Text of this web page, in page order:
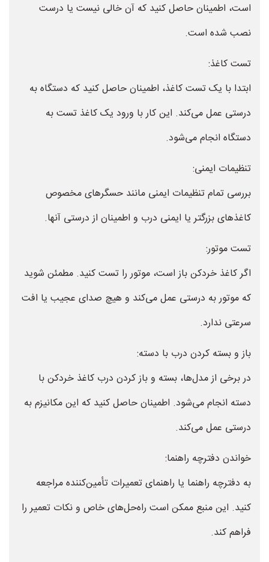
است، اطمینان حاصل کنید که آن خالی نیست یا درست
نصب شده است.
تست کاغذ:
ابتدا با یک تست کاغذ، اطمینان حاصل کنید که دستگاه به
درستی عمل می‌کند. این کار با ورود یک کاغذ تست به
دستگاه انجام می‌شود.
تنظیمات ایمنی:
بررسی تمام تنظیمات ایمنی مانند حسگرهای مخصوص
کاغذهای بزرگتر یا ایمنی درب و اطمینان از درستی آنها.
تست موتور:
اگر کاغذ خردکن باز است، موتور را تست کنید. مطمئن شوید
که موتور به درستی عمل می‌کند و هیچ صدای عجیب یا افت
سرعتی ندارد.
باز و بسته کردن درب با دسته:
در برخی از مدل‌ها، بسته و باز کردن درب کاغذ خردکن با
دسته انجام می‌شود. اطمینان حاصل کنید که این مکانیزم به
درستی عمل می‌کند.
خواندن دفترچه راهنما:
به دفترچه راهنما یا راهنمای تعمیرات تأمین‌کننده مراجعه
کنید. این منبع ممکن است راه‌حل‌های خاص و نکات تعمیر را
فراهم کند.